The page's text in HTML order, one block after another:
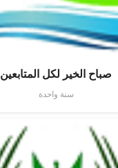
صباح الخير لكل المتابعين
سنة واحدة